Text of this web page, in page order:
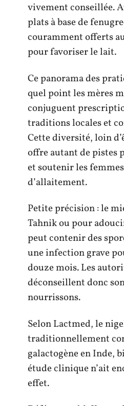
vivement conseillée.
plats à base de
couramment offerts
pour favoriser le lait.
Ce panorama des
quel point les mères
conjuguent
traditions locales et
Cette diversité, loin
offre autant de pistes
et soutenir les
d’allaitement.
Petite précision : le
Tahnik ou pour
peut contenir des
une infection grave
douze mois. Les
déconseillent donc
nourrissons.
Selon Lactmed, le
traditionnellement
galactogène en Inde,
étude clinique n’ait
effet.